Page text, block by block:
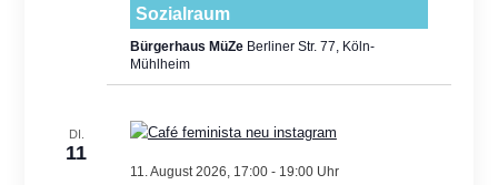
Sozialraum
Bürgerhaus MüZe Berliner Str. 77, Köln-
Mühlheim
DI.
11
11. August 2026, 17:00- 19:00